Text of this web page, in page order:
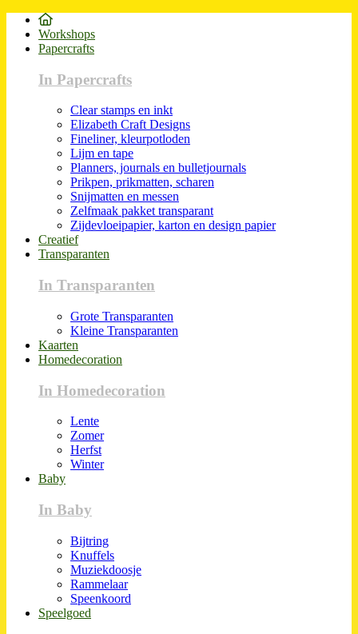
Workshops
Papercrafts
In Papercrafts
Clear stamps en inkt
Elizabeth Craft Designs
Fineliner, kleurpotloden
Lijm en tape
Planners, journals en bulletjournals
Prikpen, prikmatten, scharen
Snijmatten en messen
Zelfmaak pakket transparant
Zijdevloeipapier, karton en design papier
Creatief
Transparanten
In Transparanten
Grote Transparanten
Kleine Transparanten
Kaarten
Homedecoration
In Homedecoration
Lente
Zomer
Herfst
Winter
Baby
In Baby
Bijtring
Knuffels
Muziekdoosje
Rammelaar
Speenkoord
Speelgoed